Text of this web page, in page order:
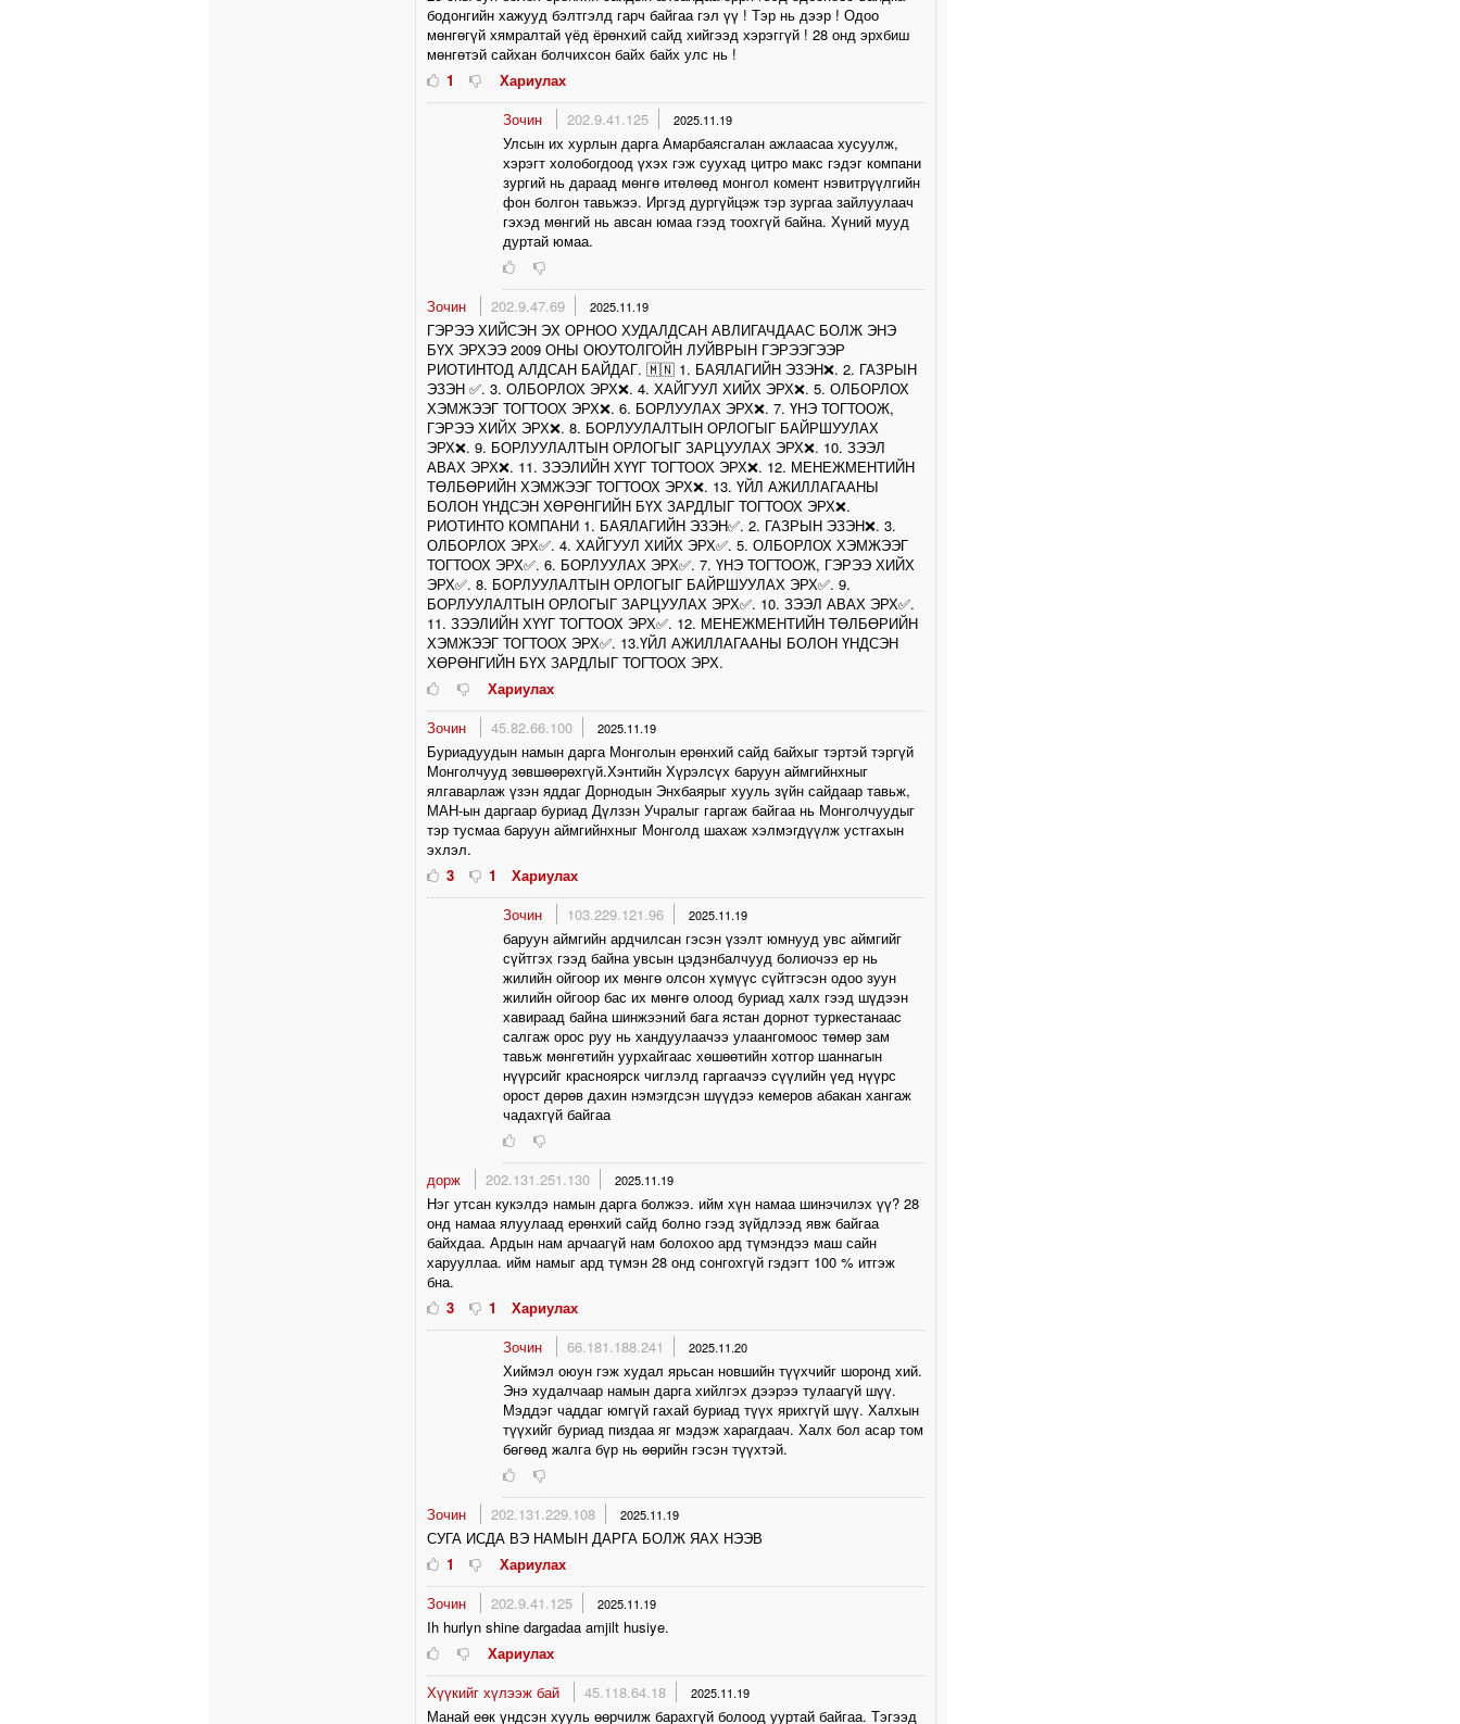
бодонгийн хажууд бэлтгэлд гарч байгаа гэл үү ! Тэр нь дээр ! Одоо
мөнгөгүй хямралтай үёд ёрөнхий сайд хийгээд хэрэггүй ! 28 онд эрхбиш
мөнгөтэй сайхан болчихсон байх байх улс нь !
1
Хариулах
Зочин
202.9.41.125 2025.11.19
Улсын их хурлын дарга Амарбаясгалан ажлаасаа хусуулж,
хэрэгт холобогдоод үхэх гэж суухад цитро макс гэдэг компани
зургий нь дараад мөнгө итөлөөд монгол комент нэвитрүүлгийн
фон болгон тавьжээ. Иргэд дургүйцэж тэр зургаа зайлуулаач
гэхэд мөнгий нь авсан юмаа гээд тоохгүй байна. Хүний мууд
дуртай юмаа.
Зочин 202.9.47.69 2025.11.19
ГЭРЭЭ ХИЙСЭН ЭХ ОРНОО ХУДАЛДСАН АВЛИГАЧДААС БОЛЖ ЭНЭ
БҮХ ЭРХЭЭ 2009 ОНЫ ОЮУТОЛГОЙН ЛУЙВРЫН ГЭРЭЭГЭЭР
РИОТИНТОД АЛДСАН БАЙДАГ. 🇲🇳 1. БАЯЛАГИЙН ЭЗЭН❌️. 2. ГАЗРЫН
ЭЗЭН ✅️. 3. ОЛБОРЛОХ ЭРХ❌️. 4. ХАЙГУУЛ ХИЙХ ЭРХ❌️. 5. ОЛБОРЛОХ
ХЭМЖЭЭГ ТОГТООХ ЭРХ❌️. 6. БОРЛУУЛАХ ЭРХ❌️. 7. ҮНЭ ТОГТООЖ,
ГЭРЭЭ ХИЙХ ЭРХ❌️. 8. БОРЛУУЛАЛТЫН ОРЛОГЫГ БАЙРШУУЛАХ
ЭРХ❌️. 9. БОРЛУУЛАЛТЫН ОРЛОГЫГ ЗАРЦУУЛАХ ЭРХ❌️. 10. ЗЭЭЛ
АВАХ ЭРХ❌️. 11. ЗЭЭЛИЙН ХҮҮГ ТОГТООХ ЭРХ❌️. 12. МЕНЕЖМЕНТИЙН
ТӨЛБӨРИЙН ХЭМЖЭЭГ ТОГТООХ ЭРХ❌️. 13. ҮЙЛ АЖИЛЛАГААНЫ
БОЛОН ҮНДСЭН ХӨРӨНГИЙН БҮХ ЗАРДЛЫГ ТОГТООХ ЭРХ❌️.
РИОТИНТО КОМПАНИ 1. БАЯЛАГИЙН ЭЗЭН✅️. 2. ГАЗРЫН ЭЗЭН❌️. 3.
ОЛБОРЛОХ ЭРХ✅️. 4. ХАЙГУУЛ ХИЙХ ЭРХ✅️. 5. ОЛБОРЛОХ ХЭМЖЭЭГ
ТОГТООХ ЭРХ✅️. 6. БОРЛУУЛАХ ЭРХ✅️. 7. ҮНЭ ТОГТООЖ, ГЭРЭЭ ХИЙХ
ЭРХ✅️. 8. БОРЛУУЛАЛТЫН ОРЛОГЫГ БАЙРШУУЛАХ ЭРХ✅️. 9.
БОРЛУУЛАЛТЫН ОРЛОГЫГ ЗАРЦУУЛАХ ЭРХ✅️. 10. ЗЭЭЛ АВАХ ЭРХ✅️.
11. ЗЭЭЛИЙН ХҮҮГ ТОГТООХ ЭРХ✅️. 12. МЕНЕЖМЕНТИЙН ТӨЛБӨРИЙН
ХЭМЖЭЭГ ТОГТООХ ЭРХ✅️. 13.ҮЙЛ АЖИЛЛАГААНЫ БОЛОН ҮНДСЭН
ХӨРӨНГИЙН БҮХ ЗАРДЛЫГ ТОГТООХ ЭРХ.
Хариулах
Зочин
45.82.66.100 2025.11.19
Буриадуудын намын дарга Монголын ерөнхий сайд байхыг тэртэй тэргүй
Монголчууд зөвшөөрөхгүй.Хэнтийн Хүрэлсүх баруун аймгийнхныг
ялгаварлаж үзэн яддаг Дорнодын Энхбаярыг хууль зүйн сайдаар тавьж,
МАН-ын даргаар буриад Дүлзэн Учралыг гаргаж байгаа нь Монголчуудыг
тэр тусмаа баруун аймгийнхныг Монголд шахаж хэлмэгдүүлж устгахын
эхлэл.
3
1
Хариулах
Зочин
103.229.121.96 2025.11.19
баруун аймгийн ардчилсан гэсэн үзэлт юмнууд увс аймгийг
сүйтгэх гээд байна увсын цэдэнбалчууд болиочээ ер нь
жилийн ойгоор их мөнгө олсон хүмүүс сүйтгэсэн одоо зуун
жилийн ойгоор бас их мөнгө олоод буриад халх гээд шүдээн
хавираад байна шинжээний бага ястан дорнот туркестанаас
салгаж орос руу нь хандуулаачээ улаангомоос төмөр зам
тавьж мөнгөтийн уурхайгаас хөшөөтийн хотгор шаннагын
нүүрсийг красноярск чиглэлд гаргаачээ сүүлийн үед нүүрс
орост дөрөв дахин нэмэгдсэн шүүдээ кемеров абакан хангаж
чадахгүй байгаа
дорж 202.131.251.130 2025.11.19
Нэг утсан кукэлдэ намын дарга болжээ. ийм хүн намаа шинэчилэх үү? 28
онд намаа ялуулаад ерөнхий сайд болно гээд зүйдлээд явж байгаа
байхдаа. Ардын нам арчаагүй нам болохоо ард түмэндээ маш сайн
харууллаа. ийм намыг ард түмэн 28 онд сонгохгүй гэдэгт 100 % итгэж
бна.
3
1
Хариулах
Зочин
66.181.188.241 2025.11.20
Хиймэл оюун гэж худал ярьсан новшийн түүхчийг шоронд хий.
Энэ худалчаар намын дарга хийлгэх дээрээ тулаагүй шүү.
Мэддэг чаддаг юмгүй гахай буриад түүх ярихгүй шүү. Халхын
түүхийг буриад пиздаа яг мэдэж харагдаач. Халх бол асар том
бөгөөд жалга бүр нь өөрийн гэсэн түүхтэй.
Зочин 202.131.229.108 2025.11.19
СУГА ИСДА ВЭ НАМЫН ДАРГА БОЛЖ ЯАХ НЭЭВ
1
Хариулах
Зочин
202.9.41.125 2025.11.19
Ih hurlyn shine dargadaa amjilt husiye.
Хариулах
Хүүкийг хүлээж бай
45.118.64.18 2025.11.19
Манай еөк үндсэн хууль өөрчилж барахгүй болоод ууртай байгаа. Тэгээд